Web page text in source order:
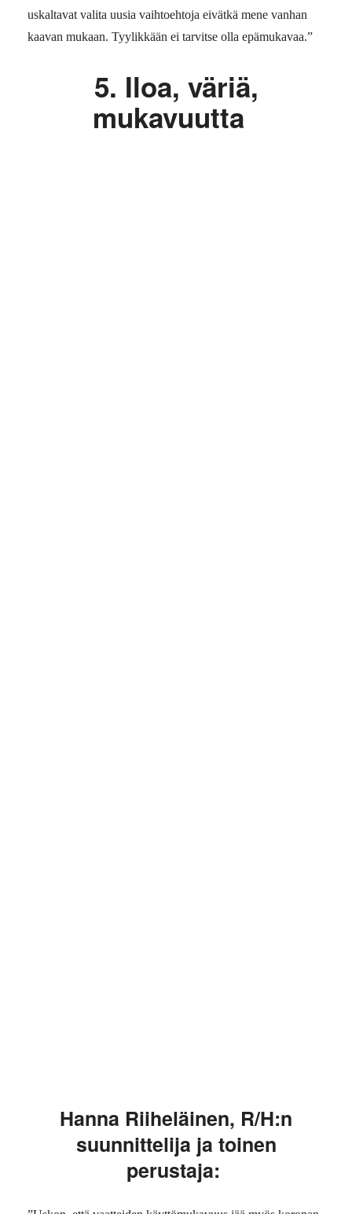
uskaltavat valita uusia vaihtoehtoja eivätkä mene vanhan
kaavan mukaan. Tyylikkään ei tarvitse olla epämukavaa.”
5. Iloa, väriä,
mukavuutta
Hanna Riiheläinen, R/H:n
suunnittelija ja toinen
perustaja: